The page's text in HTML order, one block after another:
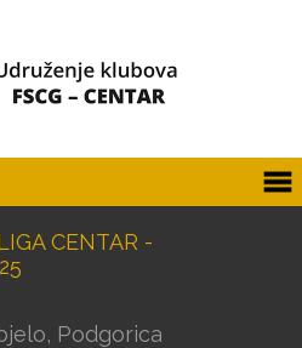
CENTAR -
Podgorica